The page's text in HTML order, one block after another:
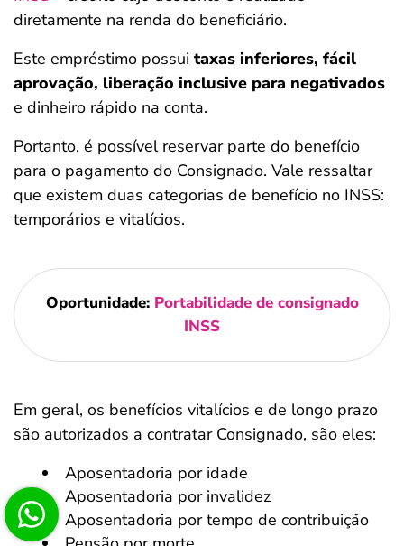
diretamente na renda do beneficiário.
Este empréstimo possui taxas inferiores, fácil
aprovação, liberação inclusive para negativados
e dinheiro rápido na conta.
Portanto, é possível reservar parte do benefício
para o pagamento do Consignado. Vale ressaltar
que existem duas categorias de benefício no INSS:
temporários e vitalícios.
Oportunidade: Portabilidade de consignado
INSS
Em geral, os benefícios vitalícios e de longo prazo
são autorizados a contratar Consignado, são eles:
Aposentadoria por idade
Aposentadoria por invalidez
Aposentadoria por tempo de contribuição